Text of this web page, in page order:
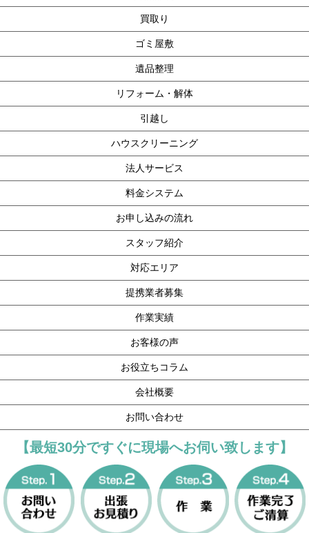
買取り
ゴミ屋敷
遺品整理
リフォーム・解体
引越し
ハウスクリーニング
法人サービス
料金システム
お申し込みの流れ
スタッフ紹介
対応エリア
提携業者募集
作業実績
お客様の声
お役立ちコラム
会社概要
お問い合わせ
【最短30分ですぐに現場へお伺い致します】